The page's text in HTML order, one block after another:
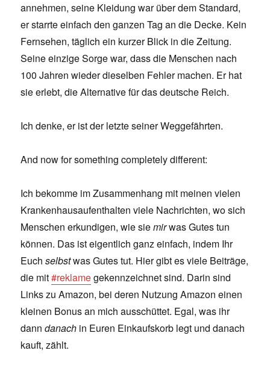
annehmen, seine Kleidung war über dem Standard,
er starrte einfach den ganzen Tag an die Decke. Kein
Fernsehen, täglich ein kurzer Blick in die Zeitung.
Seine einzige Sorge war, dass die Menschen nach
100 Jahren wieder dieselben Fehler machen. Er hat
sie erlebt, die Alternative für das deutsche Reich.
Ich denke, er ist der letzte seiner Weggefährten.
And now for something completely different:
Ich bekomme im Zusammenhang mit meinen vielen
Krankenhausaufenthalten viele Nachrichten, wo sich
Menschen erkundigen, wie siemirwas Gutes tun
können. Das ist eigentlich ganz einfach, indem Ihr
Euchselbstwas Gutes tut. Hier gibt es viele Beiträge,
die mit#reklamegekennzeichnet sind. Darin sind
Links zu Amazon, bei deren Nutzung Amazon einen
kleinen Bonus an mich ausschüttet. Egal, was ihr
danndanach in Euren Einkaufskorb legt und danach
kauft, zählt.